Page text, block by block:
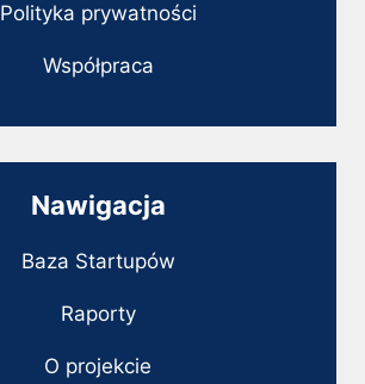
Polityka prywatności
Współpraca
Nawigacja
Baza Startupów
Raporty
O projekcie